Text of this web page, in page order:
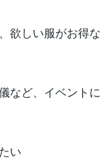
欲しい服がお得な
など、イベントに
い